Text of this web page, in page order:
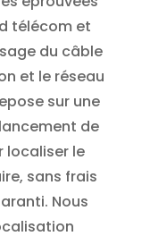
télécom et
du câble
et le réseau
sur une
de
localiser le
sans frais
Nous